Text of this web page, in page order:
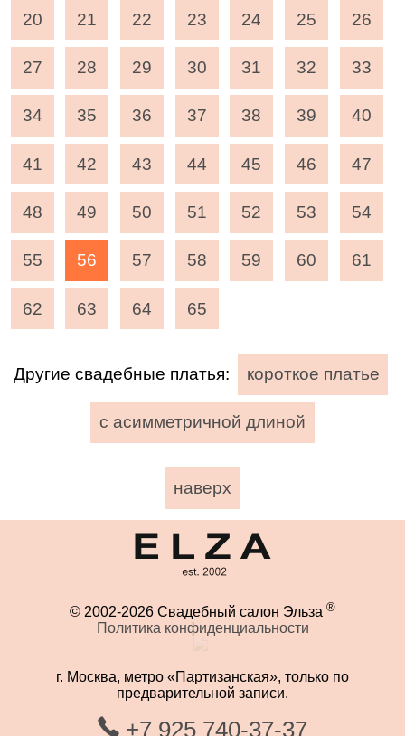
20 21 22 23 24 25 26
27 28 29 30 31 32 33
34 35 36 37 38 39 40
41 42 43 44 45 46 47
48 49 50 51 52 53 54
55 56 57 58 59 60 61
62 63 64 65
Другие свадебные платья: короткое платье
с асимметричной длиной
наверх
© 2002-2026 Свадебный салон Эльза ®
Политика конфиденциальности
г. Москва, метро «Партизанская», только по
предварительной записи.
+7 925 740-37-37